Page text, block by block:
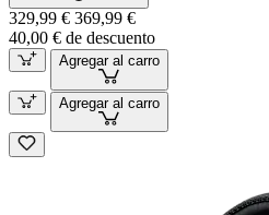
329,99 € 369,99 €
40,00 € de descuento
Agregar al carro
Agregar al carro